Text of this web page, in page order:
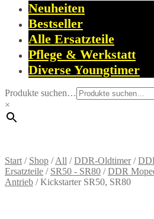
Neuheiten
Bestseller
Alle Ersatzteile
Pflege & Werkstatt
Diverse Youngtimer
Produkte suchen…
×
Start / Shop /All /DDR-Oldtimer/
Ersatzteile / SR50 - SR80 /DDR
Antrieb /Kickstarter SR50, SR80